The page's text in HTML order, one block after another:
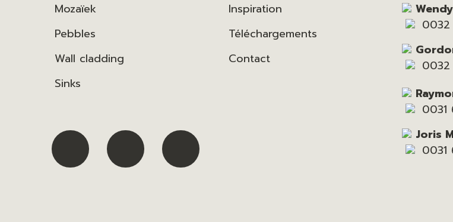
Mozaïek
Pebbles
Wall cladding
Sinks
Inspiration
Téléchargements
Contact
0032
0031
Joris
0031